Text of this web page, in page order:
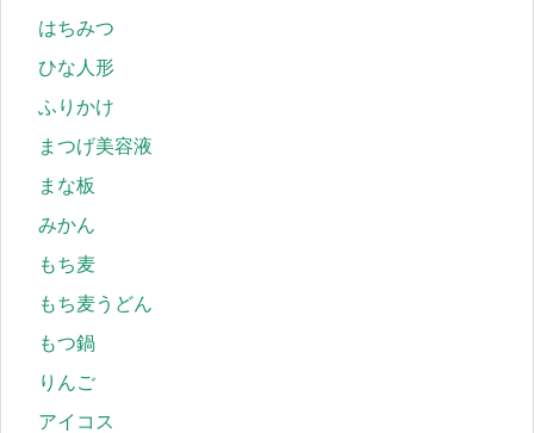
はちみつ
ひな人形
ふりかけ
まつげ美容液
まな板
みかん
もち麦
もち麦うどん
もつ鍋
りんご
アイコス